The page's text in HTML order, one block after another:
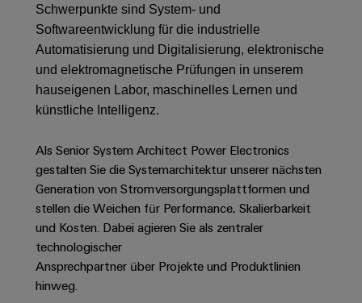
moderne
Energienetze
Gebäudeinfrastruktur
Lösungen
für
die
spezifischen
in
der
Gebäudeinfrastruktur
Gerätehersteller
Innovative
Verbindungslösungen
Geräte
Building
Smart
Metering
Weidmüller
Workplace
Solutions
Systeme
und
Lösungen
Elektronik
Koppelrelais
&
Halbleiterrelais
Trennverstärker
und
Messumformer
Stromversorgungen
Elektronikgehäuse
Blitz-
Configurator
PCB
Connector
Services
Akkreditiertes
Labor
Support
Technischer
Support
Umweltbezogene
Webshop
Preisliste
Kataloganforderung
Kundenmagazin
Länder
Management
Informationen
und
Zertifikate
Presse
Unternehmensmeldungen
Fachpressemeldungen
Schülerinnen
und
Schüler
Ausbildung
Duales
Schülerpraktika
Erfolgreiche
Karrierewege
Offene
Ausbildungs-
Schwerpunkte sind System- und
Softwareentwicklung für die industrielle
Automatisierung und Digitalisierung, elektronische
und elektromagnetische Prüfungen in unserem
hauseigenen Labor, maschinelles Lernen und
künstliche Intelligenz.
Als Senior System Architect Power Electronics
gestalten Sie die Systemarchitektur unserer nächsten
Generation von Stromversorgungsplattformen und
stellen die Weichen für Performance, Skalierbarkeit
und Kosten. Dabei agieren Sie als zentraler
technologischer
Ansprechpartner über Projekte und Produktlinien
hinweg.